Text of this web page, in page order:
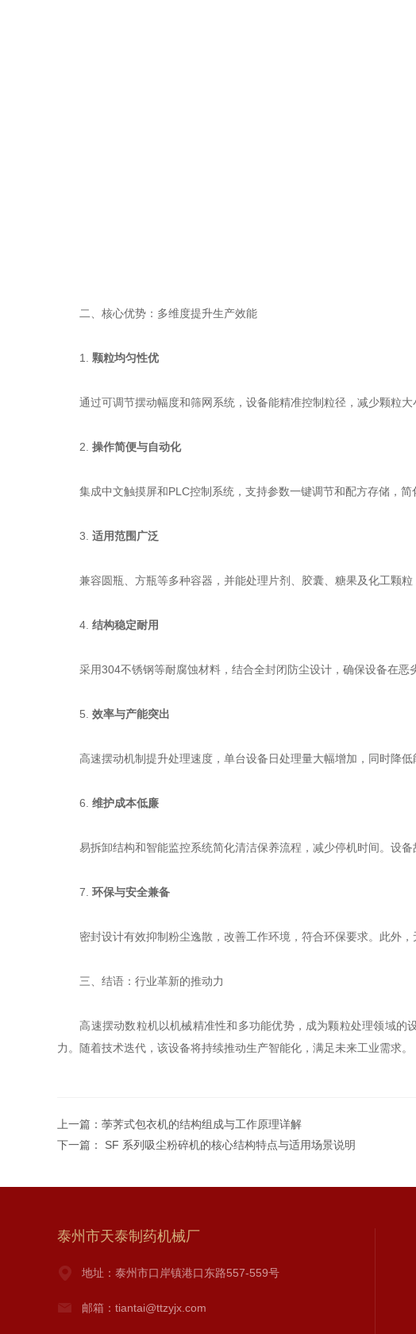
二、核心优势：多维度提升生产效能
1. 颗粒均匀性优
通过可调节摆动幅度和筛网系统，设备能精准控制粒径，减少颗粒大
2. 操作简便与自动化
集成中文触摸屏和PLC控制系统，支持参数一键调节和配方存储，简
3. 适用范围广泛
兼容圆瓶、方瓶等多种容器，并能处理片剂、胶囊、糖果及化工颗粒
4. 结构稳定耐用
采用304不锈钢等耐腐蚀材料，结合全封闭防尘设计，确保设备在恶
5. 效率与产能突出
高速摆动机制提升处理速度，单台设备日处理量大幅增加，同时降低
6. 维护成本低廉
易拆卸结构和智能监控系统简化清洁保养流程，减少停机时间。设备
7. 环保与安全兼备
密封设计有效抑制粉尘逸散，改善工作环境，符合环保要求。此外，
三、结语：行业革新的推动力
高速摆动数粒机以机械精准性和多功能优势，成为颗粒处理领域的
力。随着技术迭代，该设备将持续推动生产智能化，满足未来工业需求。
上一篇： 荸荠式包衣机的结构组成与工作原理详解
下一篇：
SF 系列吸尘粉碎机的核心结构特点与适用场景说明
泰州市天泰制药机械厂
地址：泰州市口岸镇港口东路557-559号
邮箱：tiantai@ttzyjx.com